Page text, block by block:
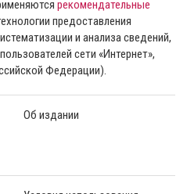
рекомендательные
предоставления
и анализа сведений,
сети «Интернет»,
Федерации).
Об издании